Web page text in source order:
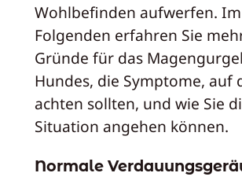
Wohlbefinden aufwerfen. Im
Folgenden erfahren Sie
Gründe für das
Hundes, die Symptome, auf
achten sollten, und wie Sie
Situation angehen können.
Normale